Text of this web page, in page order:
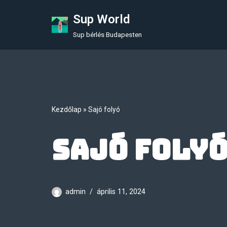
Sup World
Sup bérlés Budapesten
Kezdőlap » Sajó folyó
Sajó
admin április 11, 2024